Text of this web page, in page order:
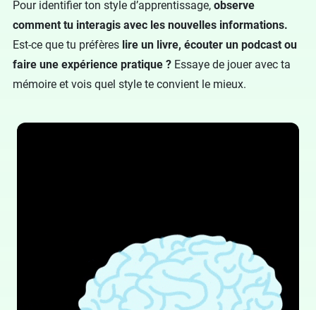
Pour identifier ton style d’apprentissage, observe
comment tu interagis avec les nouvelles informations.
Est-ce que tu préfères lire un livre, écouter un podcast ou
faire une expérience pratique ? Essaye de jouer avec ta
mémoire et vois quel style te convient le mieux.